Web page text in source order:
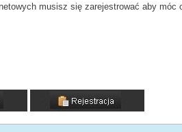
musisz się zarejestrować aby